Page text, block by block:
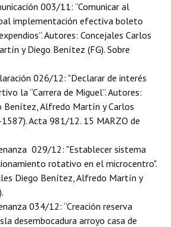
Letrada
003/11: “Comunicar al
implementación efectiva boleto
Autores: Concejales Carlos
y Diego Benítez (FG). Sobre
026/12: "Declarar de interés
la “Carrera de Miguel”. Autores:
Benítez, Alfredo Martín y Carlos
Acta 981/12. 15 MARZO de
029/12: "Establecer sistema
rotativo en el microcentro".
Diego Benítez, Alfredo Martín y
034/12: “Creación reserva
desembocadura arroyo casa de